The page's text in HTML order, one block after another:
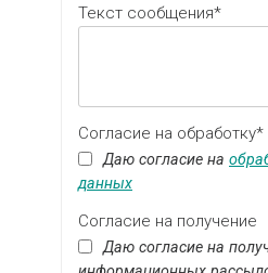
Текст сообщения*
Согласие на обработку*
Даю согласие на
данных
Согласие на получение
Даю согласие на